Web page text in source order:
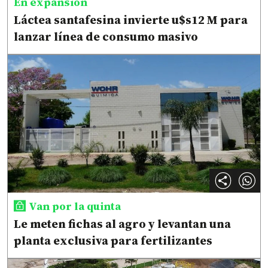
Láctea santafesina invierte u$s12 M para
lanzar línea de consumo masivo
Van por la quinta
Le meten fichas al agro y levantan una
planta exclusiva para fertilizantes